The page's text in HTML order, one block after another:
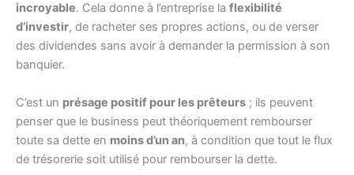
incroyable. Cela donne à l’entreprise la flexibilité
d’investir, de racheter ses propres actions, ou de verser
des dividendes sans avoir à demander la permission à son
banquier.
C’est un présage positif pour les prêteurs ; ils peuvent
penser que le business peut théoriquement rembourser
toute sa dette en moins d’un an, à condition que tout le flux
de trésorerie soit utilisé pour rembourser la dette.